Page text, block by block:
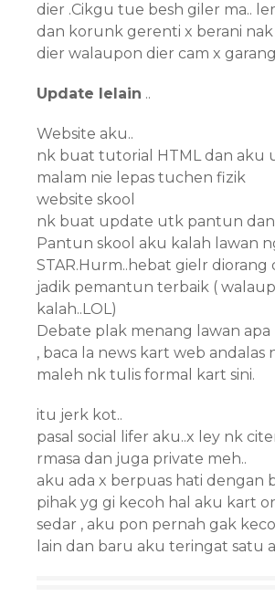
dier .Cikgu tue besh giler ma..
dan korunk gerenti x berani
dier walaupon dier cam x
Update lelain ..
Website aku..
nk buat tutorial HTML dan aku
malam nie lepas tuchen fizik
website skool
nk buat update utk pantun
Pantun skool aku kalah lawan
STAR.Hurm..hebat gielr diorang
jadik pemantun terbaik (
kalah..LOL)
Debate plak menang lawan apa
, baca la news kart web andalas
maleh nk tulis formal kart sini.
itu jerk kot..
pasal social lifer aku..x ley nk
rmasa dan juga private meh..
aku ada x berpuas hati dengan
pihak yg gi kecoh hal aku kart
sedar , aku pon pernah gak
lain dan baru aku teringat satu